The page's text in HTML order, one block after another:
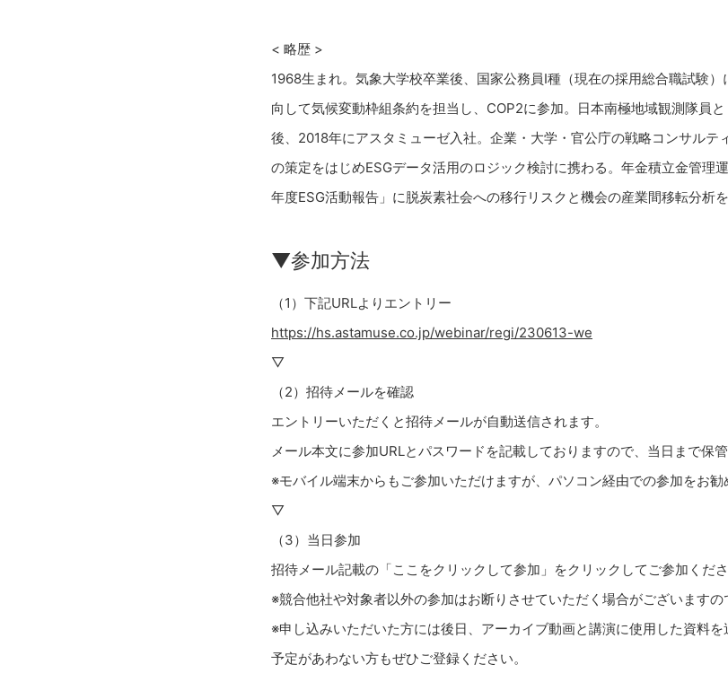
< 略歴 >
1968生まれ。気象大学校卒業後、国家公務員I種（現在の採用総合職試験
向して気候変動枠組条約を担当し、COP2に参加。日本南極地域観測隊員
後、2018年にアスタミューゼ入社。企業・大学・官公庁の戦略コンサルテ
の策定をはじめESGデータ活用のロジック検討に携わる。年金積立金管理
年度ESG活動報告」に脱炭素社会への移行リスクと機会の産業間移転分析
▼参加方法
（1）下記URLよりエントリー
https://hs.astamuse.co.jp/webinar/regi/230613-we
▽
（2）招待メールを確認
エントリーいただくと招待メールが自動送信されます。
メール本文に参加URLとパスワードを記載しておりますので、当日まで保管
※モバイル端末からもご参加いただけますが、パソコン経由での参加をお勧
▽
（3）当日参加
招待メール記載の「ここをクリックして参加」をクリックしてご参加くださ
※競合他社や対象者以外の参加はお断りさせていただく場合がございますの
※申し込みいただいた方には後日、アーカイブ動画と講演に使用した資料
予定があわない方もぜひご登録ください。